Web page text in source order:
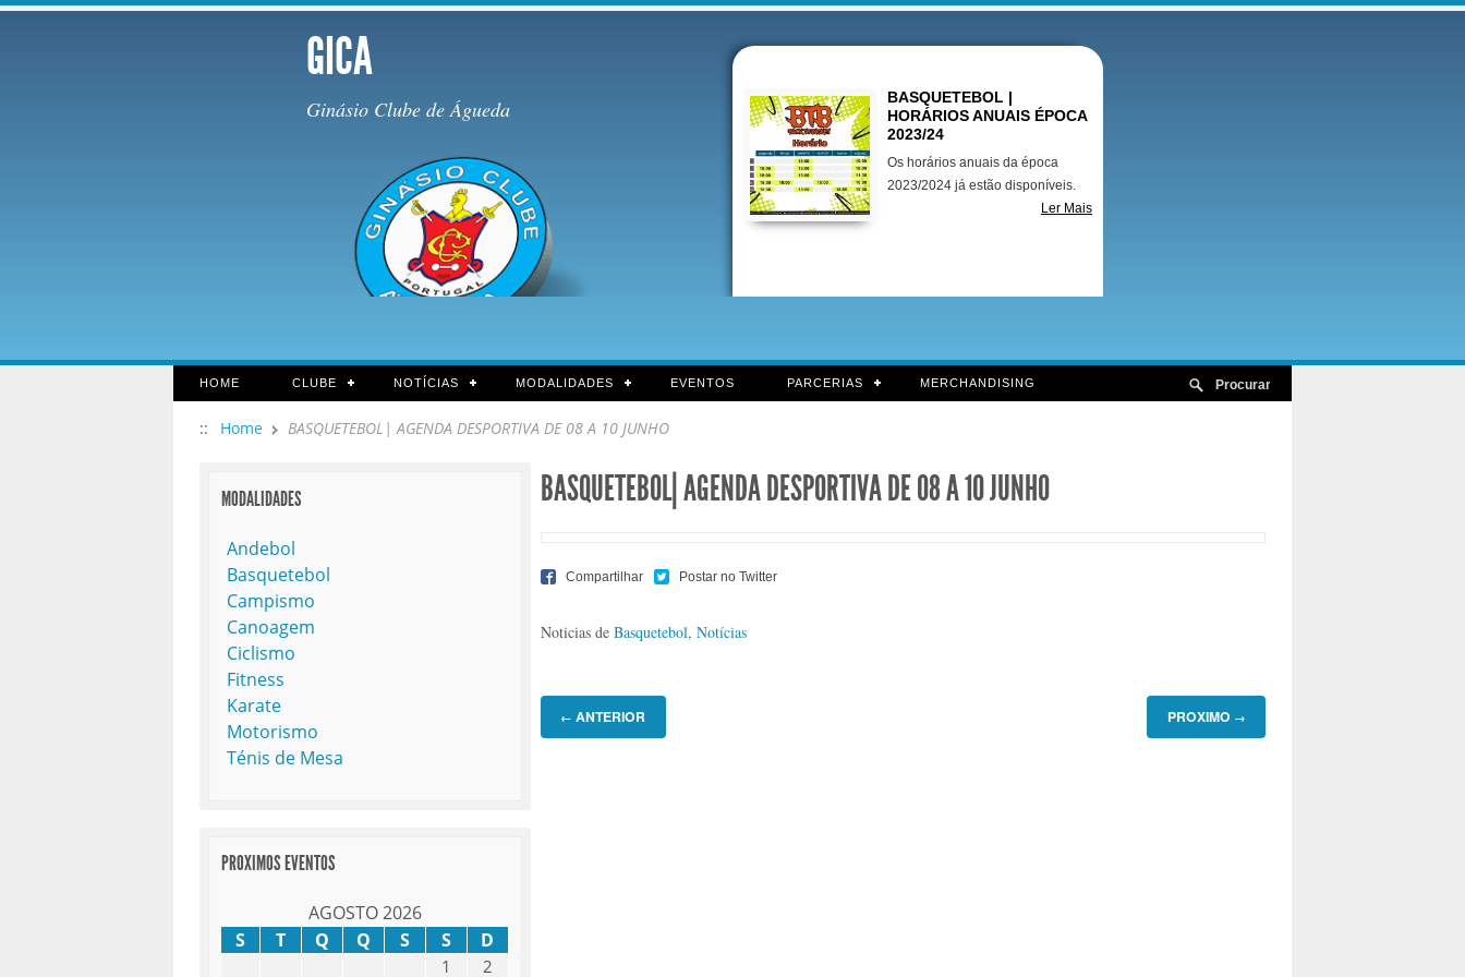
GICA
Ginásio Clube de Águeda
BASQUETEBOL |
HORÁRIOS ANUAIS ÉPOCA
2023/24
Os horários anuais da época
2023/2024 já estão disponíveis.
Ler Mais
HOME CLUBE NOTÍCIAS MODALIDADES EVENTOS PARCERIAS MERCHANDISING
:: Home BASQUETEBOL| AGENDA DESPORTIVA DE 08 A 10 JUNHO
BASQUETEBOL| AGENDA DESPORTIVA DE 08 A 10 JUNHO
Noticias de Basquetebol, Notícias
← ANTERIOR PROXIMO →
MODALIDADES
Andebol
Basquetebol
Campismo
Canoagem
Ciclismo
Fitness
Karate
Motorismo
Ténis de Mesa
PROXIMOS EVENTOS
AGOSTO 2026
S
T Q Q S S D
1 2